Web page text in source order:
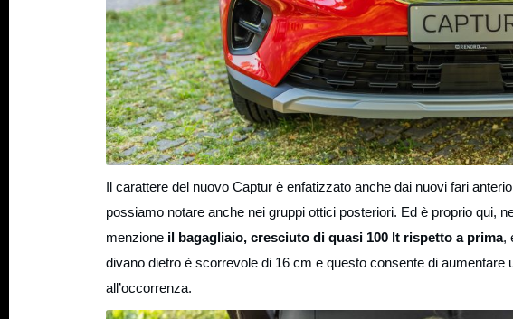
Il carattere del nuovo Captur è enfatizzato anche dai nuovi fari
possiamo notare anche nei gruppi ottici posteriori. Ed è proprio qui,
menzione il bagagliaio, cresciuto di quasi 100 lt rispetto a prima,
divano dietro è scorrevole di 16 cm e questo consente di aumentare
all’occorrenza.